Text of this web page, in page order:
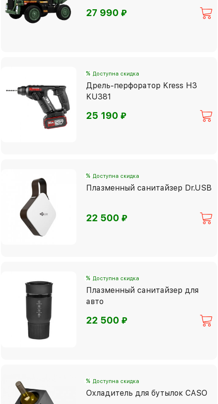
27 990⃏
% Доступна скидка
Дрель-перфоратор Kress H3
KU381
25 190⃏
% Доступна скидка
Плазменный санитайзер Dr.USB
22 500⃏
% Доступна скидка
Плазменный санитайзер для
авто
22 500⃏
% Доступна скидка
Охладитель для бутылок CASO